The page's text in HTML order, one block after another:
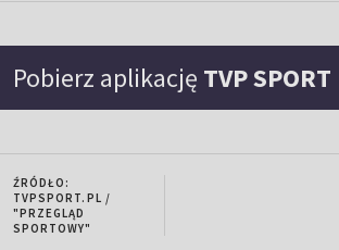
Pobierz aplikację TVP SPORT
ŹRÓDŁO:
TVPSPORT.PL /
"PRZEGLĄD
SPORTOWY"